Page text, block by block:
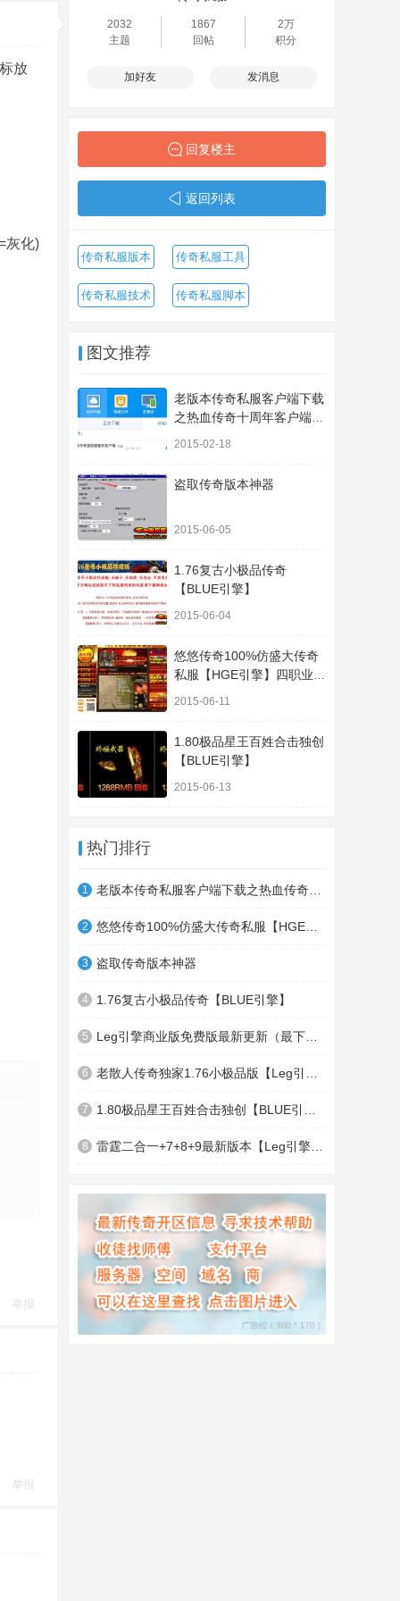
放
灰化)
举报
举报
2032
主题
1867
回帖
2万
积分
加好友 发消息
回复楼主
返回列表
传奇私服版本 传奇私服工具
传奇私服技术 传奇私服脚本
图文推荐
老版本传奇私服客户端下载
之热血传奇十周年客户端下
2015-02-18
盗取传奇版本神器
2015-06-05
1.76复古小极品传奇
【BLUE引擎】
2015-06-04
悠悠传奇100%仿盛大传奇
私服【HGE引擎】四职业疯
2015-06-11
1.80极品星王百姓合击独创
【BLUE引擎】
2015-06-13
热门排行
1
2
3 盗取传奇版本神器
4 1.76复古小极品传奇【BLUE引擎】
5
6
7
8